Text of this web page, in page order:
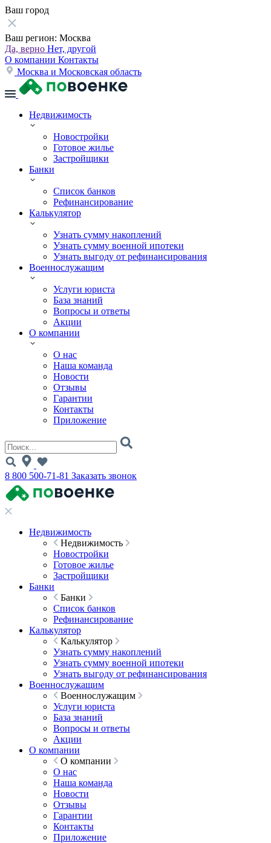
Ваш город
Ваш регион: Москва
Да, верно Нет, другой
О компании Контакты
Москва и Московская область
Недвижимость
Новостройки
Готовое жилье
Застройщики
Банки
Список банков
Рефинансирование
Калькулятор
Узнать сумму накоплений
Узнать сумму военной ипотеки
Узнать выгоду от рефинансирования
Военнослужащим
Услуги юриста
База знаний
Вопросы и ответы
Акции
О компании
О нас
Наша команда
Новости
Отзывы
Гарантии
Контакты
Приложение
8 800 500-71-81 Заказать звонок
Недвижимость
Недвижимость
Новостройки
Готовое жилье
Застройщики
Банки
Банки
Список банков
Рефинансирование
Калькулятор
Калькулятор
Узнать сумму накоплений
Узнать сумму военной ипотеки
Узнать выгоду от рефинансирования
Военнослужащим
Военнослужащим
Услуги юриста
База знаний
Вопросы и ответы
Акции
О компании
О компании
О нас
Наша команда
Новости
Отзывы
Гарантии
Контакты
Приложение